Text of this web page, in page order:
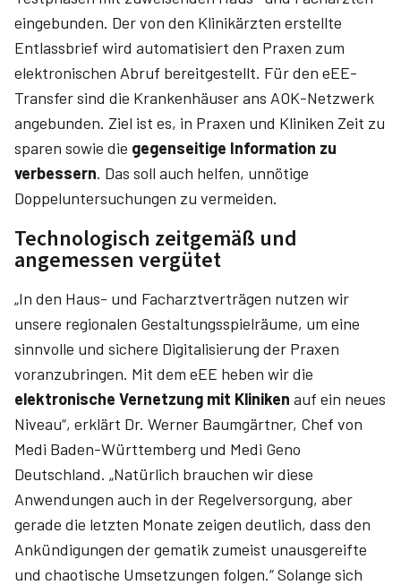
eingebunden. Der von den Klinikärzten erstellte
Entlassbrief wird automatisiert den Praxen zum
elektronischen Abruf bereitgestellt. Für den eEE-
Transfer sind die Krankenhäuser ans AOK-Netzwerk
angebunden. Ziel ist es, in Praxen und Kliniken Zeit zu
sparen sowie die gegenseitige Information zu
verbessern. Das soll auch helfen, unnötige
Doppeluntersuchungen zu vermeiden.
Technologisch zeitgemäß und
angemessen vergütet
„In den Haus- und Facharztverträgen nutzen wir
unsere regionalen Gestaltungsspielräume, um eine
sinnvolle und sichere Digitalisierung der Praxen
voranzubringen. Mit dem eEE heben wir die
elektronische Vernetzung mit Kliniken auf ein neues
Niveau“, erklärt Dr. Werner Baumgärtner, Chef von
Medi Baden-Württemberg und Medi Geno
Deutschland. „Natürlich brauchen wir diese
Anwendungen auch in der Regelversorgung, aber
gerade die letzten Monate zeigen deutlich, dass den
Ankündigungen der gematik zumeist unausgereifte
und chaotische Umsetzungen folgen.“ Solange sich